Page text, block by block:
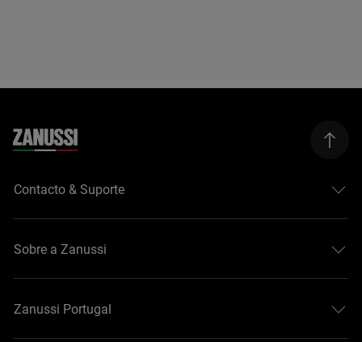
Contacto & Suporte
Sobre a Zanussi
Zanussi Portugal